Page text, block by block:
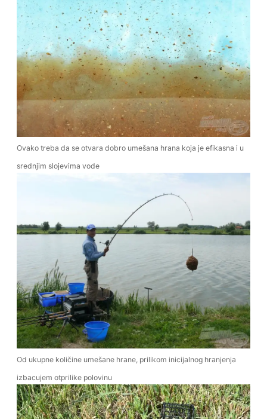
Ovako treba da se otvara dobro umešana hrana koja je efikasna i u
srednjim slojevima vode
Od ukupne količine umešane hrane, prilikom inicijalnog hranjenja
izbacujem otprilike polovinu